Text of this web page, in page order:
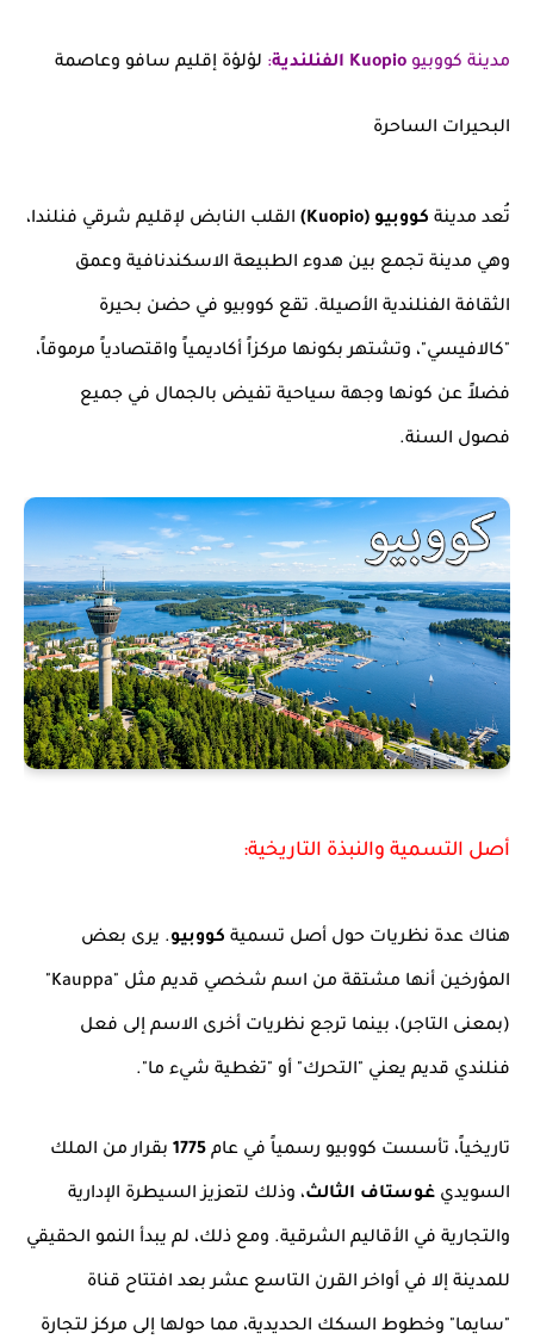
مدينة كووبيو Kuopio الفنلندية : لؤلؤة إقليم سافو وعاصمة
البحيرات الساحرة
تُعد مدينة كووبيو (Kuopio) القلب النابض لإقليم شرقي فنلندا،
وهي مدينة تجمع بين هدوء الطبيعة الاسكندنافية وعمق
الثقافة الفنلندية الأصيلة. تقع كووبيو في حضن بحيرة
"كالافيسي"، وتشتهر بكونها مركزاً أكاديمياً واقتصادياً مرموقاً،
فضلاً عن كونها وجهة سياحية تفيض بالجمال في جميع
فصول السنة.
أصل التسمية والنبذة التاريخية:
هناك عدة نظريات حول أصل تسمية كووبيو. يرى بعض
المؤرخين أنها مشتقة من اسم شخصي قديم مثل "Kauppa"
(بمعنى التاجر)، بينما ترجع نظريات أخرى الاسم إلى فعل
فنلندي قديم يعني "التحرك" أو "تغطية شيء ما".
تاريخياً، تأسست كووبيو رسمياً في عام 1775 بقرار من الملك
السويدي غوستاف الثالث، وذلك لتعزيز السيطرة الإدارية
والتجارية في الأقاليم الشرقية. ومع ذلك، لم يبدأ النمو الحقيقي
للمدينة إلا في أواخر القرن التاسع عشر بعد افتتاح قناة
"سايما" وخطوط السكك الحديدية، مما حولها إلى مركز لتجارة